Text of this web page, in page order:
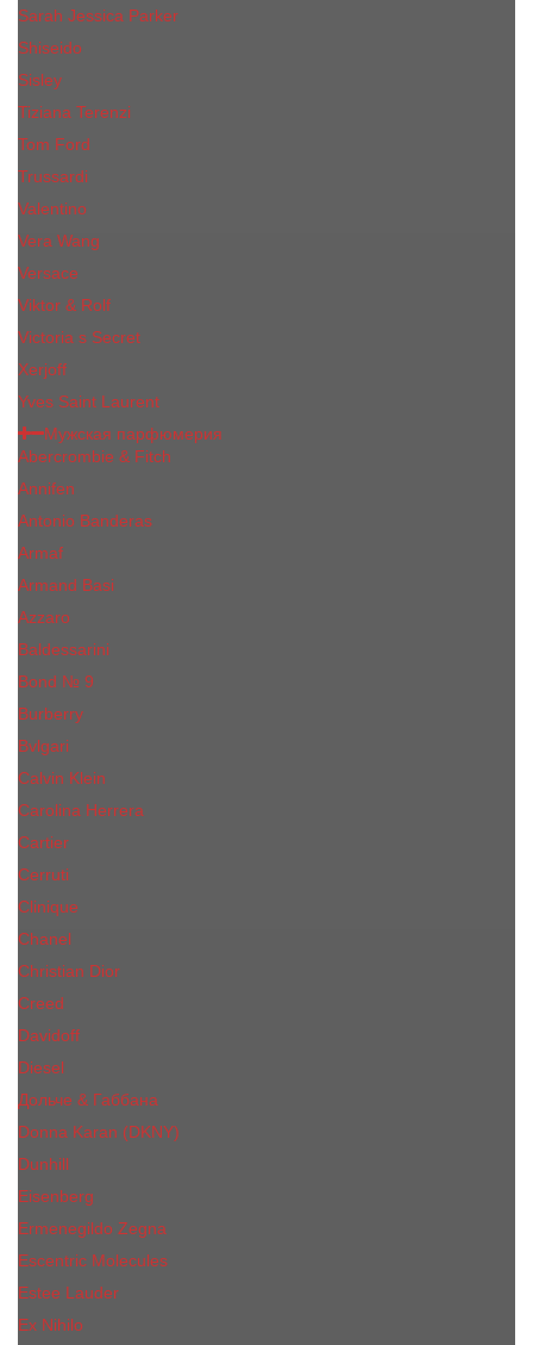
Sarah Jessica Parker
Shiseido
Sisley
Tiziana Terenzi
Tom Ford
Trussardi
Valentino
Vera Wang
Versace
Viktor & Rolf
Victoria s Secret
Xerjoff
Yves Saint Laurent
Мужская парфюмерия
Abercrombie & Fitch
Annifen
Antonio Banderas
Armaf
Armand Basi
Azzaro
Baldessarini
Bond № 9
Burberry
Bvlgari
Calvin Klein
Carolina Herrera
Cartier
Cerruti
Сliniquе
Chanel
Christian Dior
Creed
Davidoff
Diesel
Дольче & Габбана
Donna Karan (DKNY)
Dunhill
Eisenberg
Ermenegildo Zegna
Escentric Molecules
Еsteе Lаudеr
Ex Nihilo